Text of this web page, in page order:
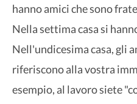
hanno amici che sono
Nella settima casa si
Nell'undicesima casa, gli
riferiscono alla vostra
esempio, al lavoro siete